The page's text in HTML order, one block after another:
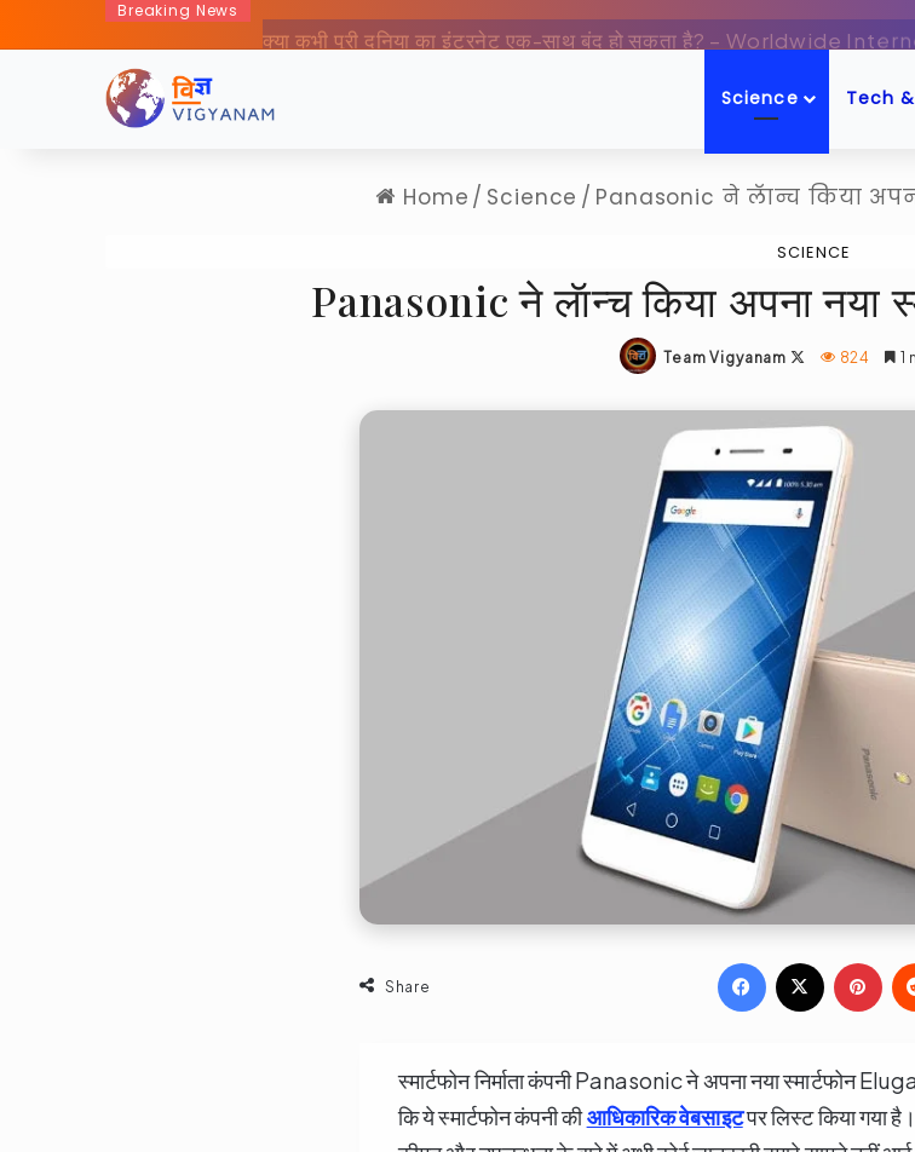
Breaking News क्या कभी पूरी दुनिया का इंटरनेट एक-साथ बंद हो सकता है? – Worldwide
Science Tech
Home / Science / Panasonic ने लॅान्च किया
SCIENCE
Panasonic ने लॅान्च किया अपना नया
Team Vigyanam
Follow
X
824 1
Share
Facebook
स्मार्टफोन निर्माता कंपनी Panasonic ने अपना नया स्मार्टफोन
कि ये स्मार्टफोन कंपनी कीआधिकारिक वेबसाइटपर लिस्ट किया गया